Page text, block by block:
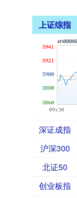
上证综指
深证成指
沪深300
北证50
创业板指